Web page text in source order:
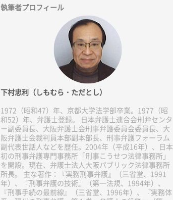
執筆者プロフィール
下村忠利（しもむら・ただとし）
1972（昭和47）年、京都大学法学部卒業。1977（昭
和52）年、弁護士登録。 日本弁護士連合会刑弁センタ
ー副委員長、大阪弁護士会刑事弁護委員会委員長、大
阪弁護士会裁判員本部副本部長、刑事弁護フォーラム
副代表世話人などを歴任。2004年（平成16年）、日本
初の刑事弁護専門事務所「刑事こうせつ法律事務所」
を開設。現在、弁護士法人大阪パブリック法律事務所
所長。 主な著作：『実務刑事弁護』（三省堂、1991
年）、『刑事弁護の技術』（第一法規、1994年）、
『刑事手続の最前線』（三省堂、1996年）、『実務体